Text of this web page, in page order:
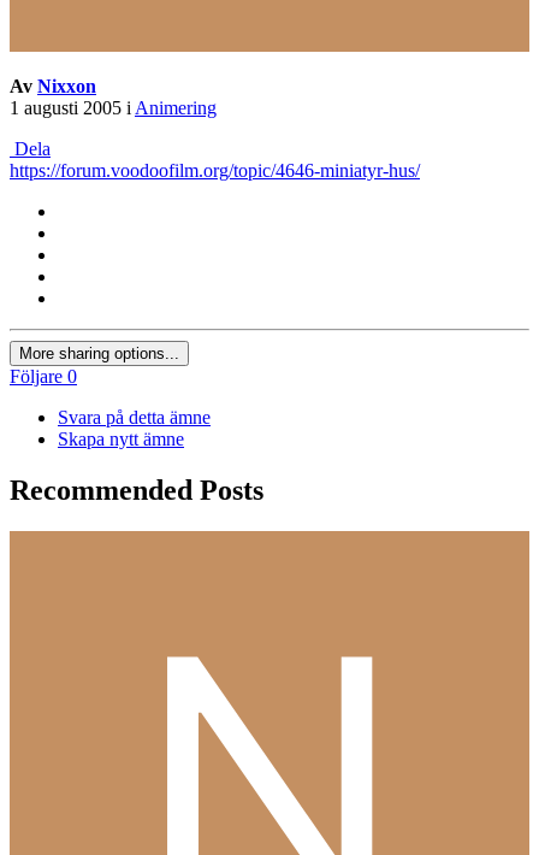
Av Nixxon
1 augusti 2005 iAnimering
Dela
https://forum.voodoofilm.org/topic/4646-miniatyr-hus/
More sharing options...
Följare 0
Svara på detta ämne
Skapa nytt ämne
Recommended Posts